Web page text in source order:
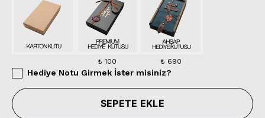
₺ 100 ₺ 690
Hediye Notu Girmek İster misiniz?
SEPETE EKLE